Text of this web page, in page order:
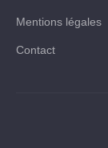
Mentions légales
Contact